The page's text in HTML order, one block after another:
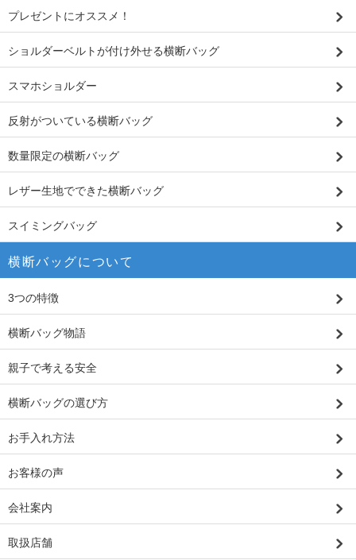
プレゼントにオススメ！
ショルダーベルトが付け外せる横断バッグ
スマホショルダー
反射がついている横断バッグ
数量限定の横断バッグ
レザー生地でできた横断バッグ
スイミングバッグ
横断バッグについて
3つの特徴
横断バッグ物語
親子で考える安全
横断バッグの選び方
お手入れ方法
お客様の声
会社案内
取扱店舗